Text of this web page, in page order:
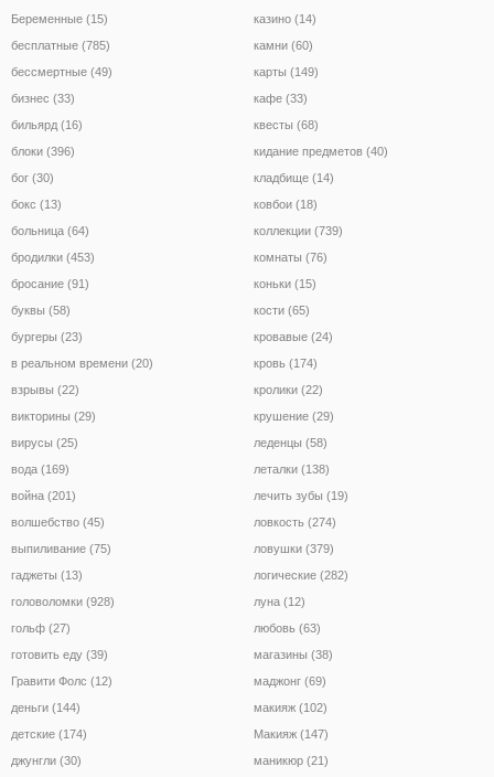
Беременные (15)
бесплатные (785)
бессмертные (49)
бизнес (33)
бильярд (16)
блоки (396)
бог (30)
бокс (13)
больница (64)
бродилки (453)
бросание (91)
буквы (58)
бургеры (23)
в реальном времени (20)
взрывы (22)
викторины (29)
вирусы (25)
вода (169)
война (201)
волшебство (45)
выпиливание (75)
гаджеты (13)
головоломки (928)
гольф (27)
готовить еду (39)
Гравити Фолс (12)
деньги (144)
детские (174)
джунгли (30)
казино (14)
камни (60)
карты (149)
кафе (33)
квесты (68)
кидание предметов (40)
кладбище (14)
ковбои (18)
коллекции (739)
комнаты (76)
коньки (15)
кости (65)
кровавые (24)
кровь (174)
кролики (22)
крушение (29)
леденцы (58)
леталки (138)
лечить зубы (19)
ловкость (274)
ловушки (379)
логические (282)
луна (12)
любовь (63)
магазины (38)
маджонг (69)
макияж (102)
Макияж (147)
маникюр (21)